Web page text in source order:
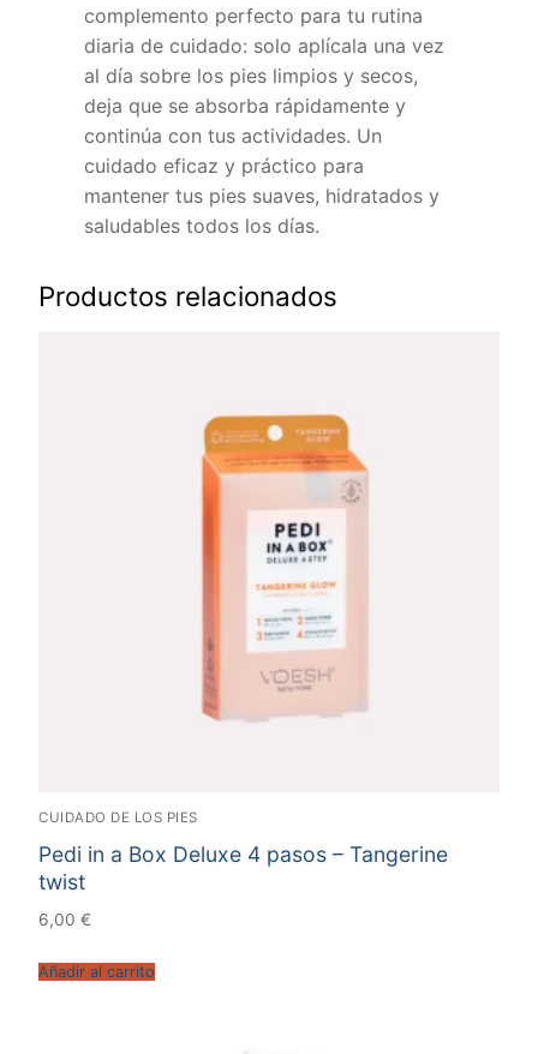
complemento perfecto para tu rutina
diaria de cuidado: solo aplícala una vez
al día sobre los pies limpios y secos,
deja que se absorba rápidamente y
continúa con tus actividades. Un
cuidado eficaz y práctico para
mantener tus pies suaves, hidratados y
saludables todos los días.
Productos relacionados
CUIDADO DE LOS PIES
Pedi in a Box Deluxe 4 pasos – Tangerine
twist
6,00 €
Añadir al carrito